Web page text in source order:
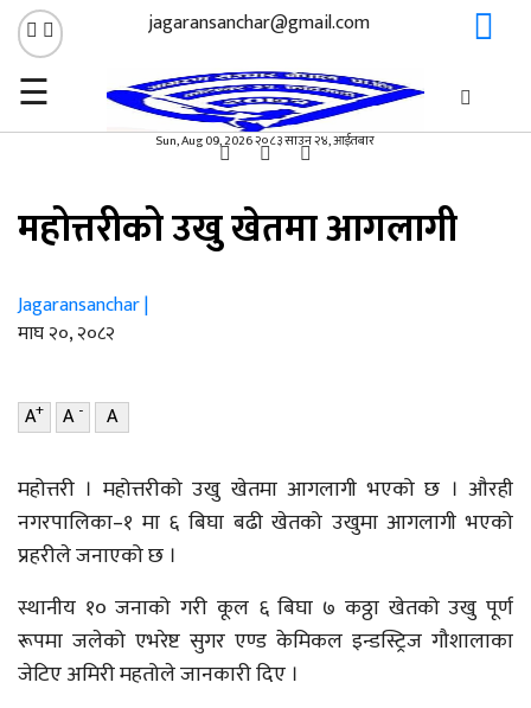
jagaransanchar@gmail.com
☰
Sun, Aug 09, 2026 २०८३ साउन २४, आईतबार
×
गृहपृष्ठ समाचार
समाचार
महोत्तरीको उखु खेतमा आगलागी
Jagaransanchar |
माघ २०, २०८२
A+ A- A
महोत्तरी । महोत्तरीको उखु खेतमा आगलागी भएको छ । औरही
नगरपालिका–१ मा ६ बिघा बढी खेतको उखुमा आगलागी भएको
प्रहरीले जनाएको छ ।
स्थानीय १० जनाको गरी कूल ६ बिघा ७ कठ्ठा खेतको उखु पूर्ण
रूपमा जलेको एभरेष्ट सुगर एण्ड केमिकल इन्डस्ट्रिज गौशालाका
जेटिए अमिरी महतोले जानकारी दिए ।